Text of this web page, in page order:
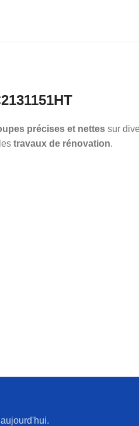
précises et nettes sur
travaux de rénovation.